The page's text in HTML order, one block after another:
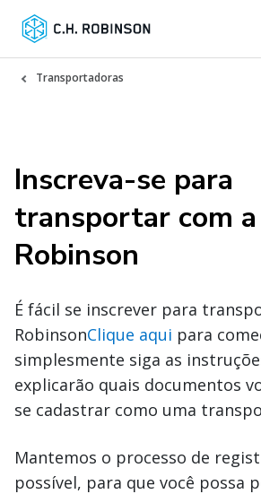
Transportadoras
Inscreva-se para
transportar com a
Robinson
É fácil se inscrever para
RobinsonClique aqui para
simplesmente siga as
explicarão quais documentos
se cadastrar como uma
Mantemos o processo de
possível, para que você possa